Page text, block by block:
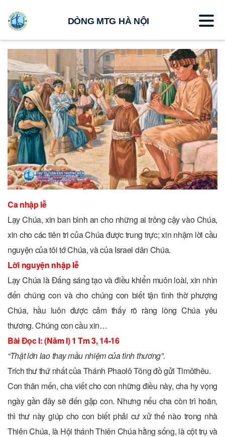
Ca nhập lễ
Lạy Chúa, xin ban bình an cho những ai trông cậy vào Chúa,
xin cho các tiên tri của Chúa được trung trực; xin nhậm lời cầu
nguyện của tôi tớ Chúa, và của Israel dân Chúa.
Lời nguyện nhập lễ
Lạy Chúa là Ðấng sáng tạo và điều khiển muôn loài, xin nhìn
đến chúng con và cho chúng con biết tận tình thờ phượng
Chúa, hầu luôn được cảm thấy rõ ràng lòng Chúa yêu
thương. Chúng con cầu xin…
Bài Ðọc I: (Năm I) 1 Tm 3, 14-16
“Thật lớn lao thay mầu nhiệm của tình thương”.
Trích thư thứ nhất của Thánh Phaolô Tông đồ gửi Timôthêu.
Con thân mến, cha viết cho con những điều này, cha hy vọng
ngày gần đây sẽ đến gặp con. Nhưng nếu cha còn trì hoãn,
thì thư này giúp cho con biết phải cư xử thế nào trong nhà
Thiên Chúa, là Hội thánh Thiên Chúa hằng sống, là cột trụ và
DÒNG MTG HÀ NỘI